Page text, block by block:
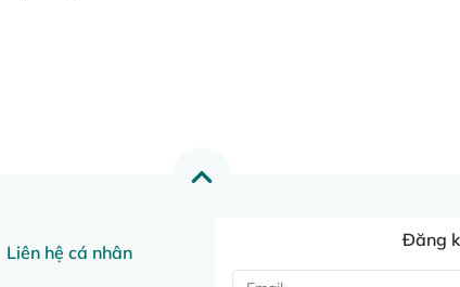
Liên hệ cá nhân
Đăng